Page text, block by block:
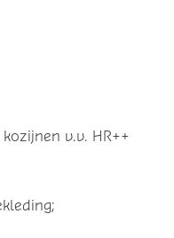
v.v. HR++